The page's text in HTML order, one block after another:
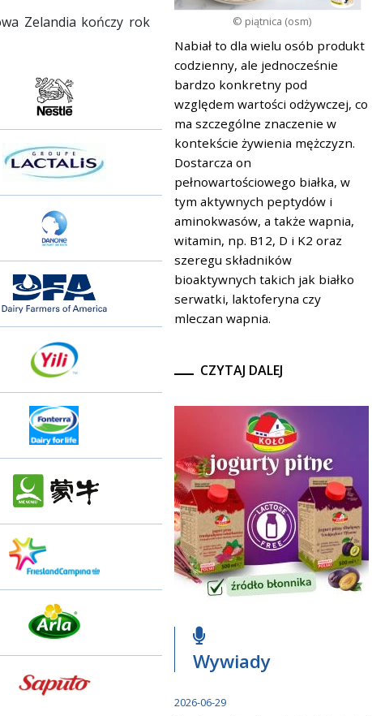
Zelandia kończy rok
© piątnica (osm)
Nabiał to dla wielu osób produkt
codzienny, ale jednocześnie
bardzo konkretny pod
względem wartości odżywczej, co
ma szczególne znaczenie w
kontekście żywienia mężczyzn.
Dostarcza on
pełnowartościowego białka, w
tym aktywnych peptydów i
aminokwasów, a także wapnia,
witamin, np. B12, D i K2 oraz
szeregu składników
bioaktywnych takich jak białko
serwatki, laktoferyna czy
mleczan wapnia.
CZYTAJ DALEJ
Wywiady
2026-06-29